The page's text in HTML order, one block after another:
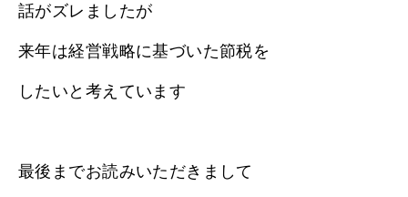
話がズレましたが
来年は経営戦略に基づいた節税を
したいと考えています
最後までお読みいただきまして